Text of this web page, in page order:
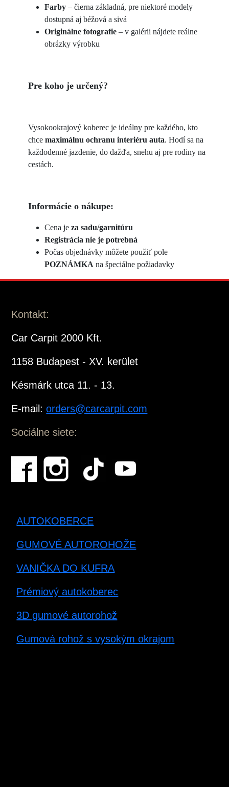
Farby– čierna základná, pre niektoré modely
dostupná aj béžová a sivá
Originálne fotografie– v galérii nájdete reálne
obrázky výrobku
Pre koho je určený?
Vysokookrajový koberec je ideálny pre každého, kto
chce maximálnu ochranu interiéru auta. Hodí sa na
každodenné jazdenie, do dažďa, snehu aj pre rodiny na
cestách.
Informácie o nákupe:
Cena je za sadu/garnitúru
Registrácia nie je potrebná
Počas objednávky môžete použiť pole
POZNÁMKA na špeciálne požiadavky
Kontakt:
Car Carpit 2000 Kft.
1158 Budapest - XV. kerület
Késmárk utca 11. - 13.
E-mail:orders@carcarpit.com
Sociálne siete:
AUTOKOBERCE
GUMOVÉ AUTOROHOŽE
VANIČKA DO KUFRA
Prémiový autokoberec
3D gumové autorohož
Gumová rohož s vysokým okrajom